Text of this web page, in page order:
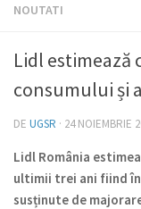
NOUTATI
Lidl
consumului și
DE UGSR · 24 NOIEMBRIE
Lidl România
ultimii trei ani fiind
susținute de